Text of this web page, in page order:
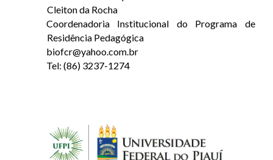
Cleiton da Rocha
Coordenadoria Institucional do Programa de
Residência Pedagógica
biofcr@yahoo.com.br
Tel: (86) 3237-1274